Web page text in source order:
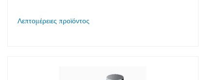
Λεπτομέρειες προϊόντος